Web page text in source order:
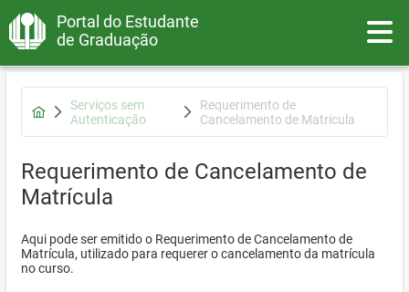
Portal do Estudante
de Graduação
Serviços sem
Autenticação
Requerimento de
Cancelamento de Matrícula
Requerimento de Cancelamento de
Matrícula
Aqui pode ser emitido o Requerimento de Cancelamento de
Matrícula, utilizado para requerer o cancelamento da matrícula
no curso.